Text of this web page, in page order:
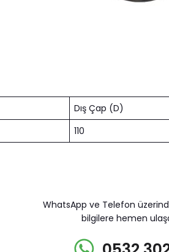
Dış Çap (D)
110
WhatsApp ve Telefon
bilgilere hemen